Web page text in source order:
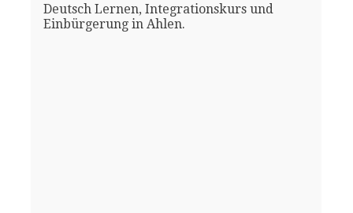
Deutsch Lernen, Integrationskurs und
Einbürgerung in Ahlen.